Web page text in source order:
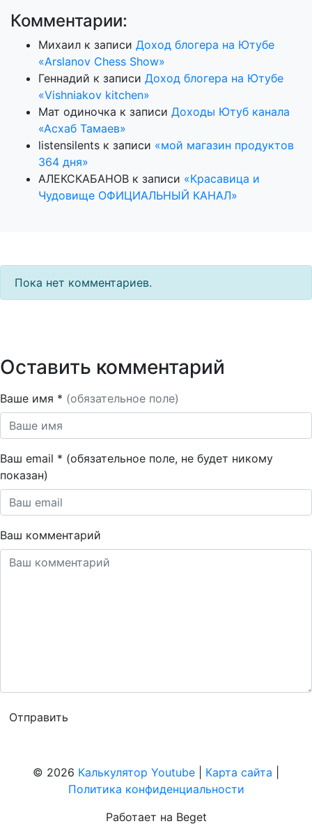
Комментарии:
Михаил к записи Доход блогера на Ютубе
«Arslanov Chess Show»
Геннадий к записи Доход блогера на Ютубе
«Vishniakov kitchen»
Мат одиночка к записи Доходы Ютуб канала
«Асхаб Тамаев»
listensilents к записи «мой магазин продуктов
364 дня»
АЛЕКСКАБАНОВ к записи «Красавица и
Чудовище ОФИЦИАЛЬНЫЙ КАНАЛ»
Пока нет комментариев.
Оставить комментарий
Ваше имя * (обязательное поле)
Ваш email * (обязательное поле, не будет никому
показан)
Ваш комментарий
© 2026 Калькулятор Youtube Карта сайта
Политика конфиденциальности
Работает на Beget